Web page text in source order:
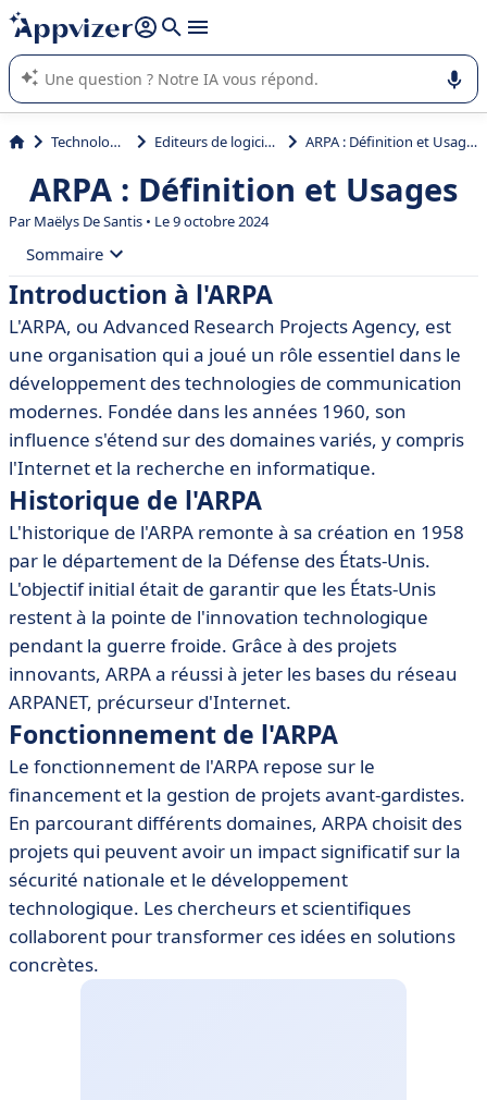
répondre (plusieurs lignes avec
L'IA de Appvizer vous guide dans l'utilisation ou la sélection de
logiciel SaaS en entreprise.
Technologie Editeurs de logiciels ARPA : Définition et Usages
ARPA : Définition et Usages
ParMaëlys De Santis • Le 9 octobre 2024
Sommaire
• Introduction à l'ARPA
• Historique de l'ARPA
• Fonctionnement de l'ARPA
• Importance de l'ARPA dans les réseaux modernes
• Applications de l'ARPA
• Outils et logiciels recommandés pour utiliser l'ARPA
• Conclusion
Introduction à l'ARPA
L'ARPA, ou Advanced Research Projects Agency, est
une organisation qui a joué un rôle essentiel dans le
développement des technologies de communication
modernes. Fondée dans les années 1960, son
influence s'étend sur des domaines variés, y compris
l'Internet et la recherche en informatique.
Historique de l'ARPA
L'historique de l'ARPA remonte à sa création en 1958
par le département de la Défense des États-Unis.
L'objectif initial était de garantir que les États-Unis
restent à la pointe de l'innovation technologique
pendant la guerre froide. Grâce à des projets
innovants, ARPA a réussi à jeter les bases du réseau
ARPANET, précurseur d'Internet.
Fonctionnement de l'ARPA
Le fonctionnement de l'ARPA repose sur le
financement et la gestion de projets avant-gardistes.
En parcourant différents domaines, ARPA choisit des
projets qui peuvent avoir un impact significatif sur la
sécurité nationale et le développement
technologique. Les chercheurs et scientifiques
collaborent pour transformer ces idées en solutions
concrètes.